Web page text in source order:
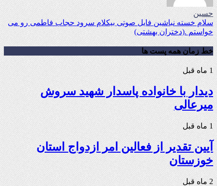
حسین
سلام خسته نباشین فایل صوتی بیکلام سرود حجاب فاطمی رو می
خواستم .(دختران بهشتی)
خط زمان همه پست ها
1 ماه قبل
دیدار با خانواده پاسدار شهید سروش
میرعالی
1 ماه قبل
آیین تقدیر از فعالین امر ازدواج استان
خوزستان
2 ماه قبل